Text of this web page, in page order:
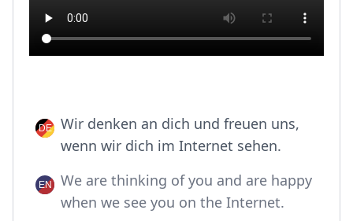
Wir denken an dich und freuen uns,
wenn wir dich im Internet sehen.
We are thinking of you and are happy
when we see you on the Internet.